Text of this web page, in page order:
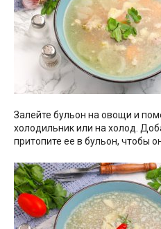
Залейте бульон на овощи и
холодильник или на холод.
притопите ее в бульон, чтобы